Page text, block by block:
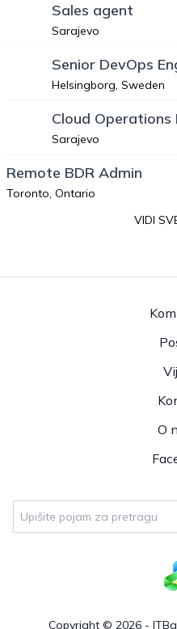
Sales agent
Sarajevo
Senior DevOps
Helsingborg, Sweden
Cloud Operations
Sarajevo
Remote BDR Admin
Toronto, Ontario
VIDI
O
Copyright © 2026 -